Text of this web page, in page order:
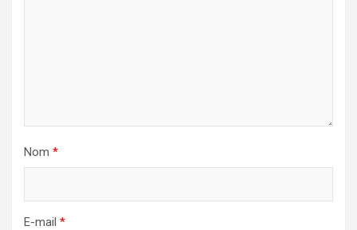
Nom *
E-mail *